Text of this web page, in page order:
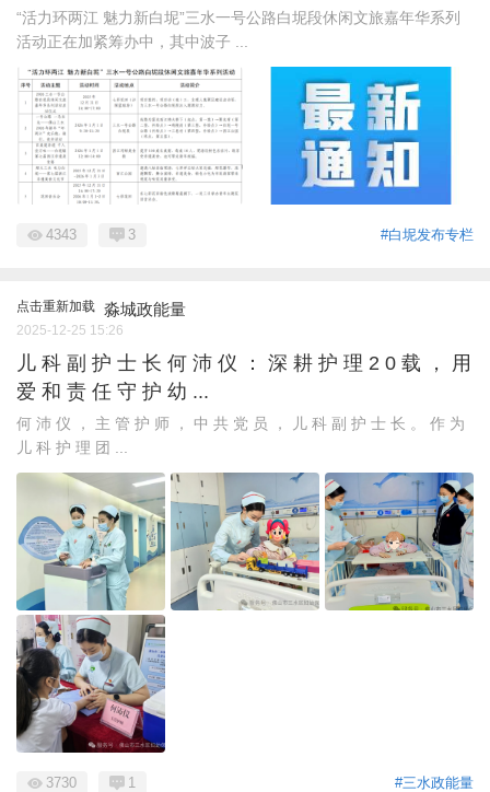
“活力环两江 魅力新白坭”三水一号公路白坭段休闲文旅嘉年华系列
活动正在加紧筹办中，其中波子 ...
#白坭发布专栏
4343 3
点击重新加载 淼城政能量
2025-12-25 15:26
儿 科 副 护 士 长 何 沛 仪 ： 深 耕 护 理 2 0 载 ， 用
爱 和 责 任 守 护 幼 ...
何 沛 仪 ， 主 管 护 师 ， 中 共 党 员 ， 儿 科 副 护 士 长 。 作 为
儿 科 护 理 团 ...
#三水政能量
3730 1